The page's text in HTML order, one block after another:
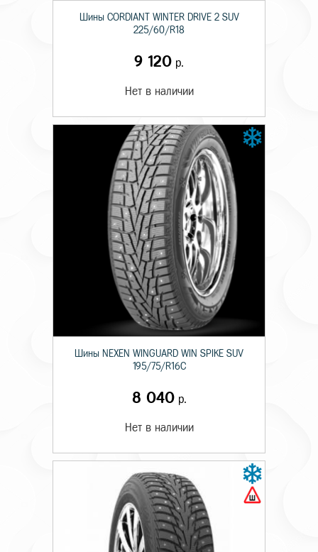
Шины CORDIANT WINTER DRIVE 2 SUV
225/60/R18
9 120 р.
Нет в наличии
Шины NEXEN WINGUARD WIN SPIKE SUV
195/75/R16C
8 040р.
Нет в наличии